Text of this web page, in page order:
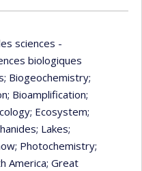
sciences -
biologiques
; Biogeochemistry;
; Bioamplification;
; Ecosystem;
; Lakes;
; Photochemistry;
America; Great